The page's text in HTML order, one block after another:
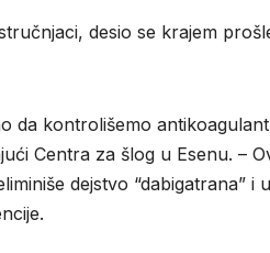
desio se krajem
kontrolišemo
Centra za šlog u Esenu. –
dejstvo “dabigatrana”